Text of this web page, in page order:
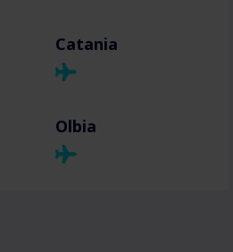
Catania
Olbia